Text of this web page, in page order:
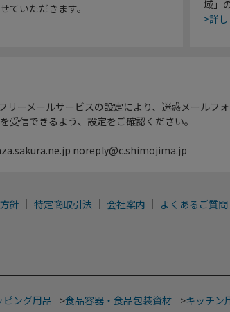
ていただきます。
域」
>詳
リーメールサービスの設定により、迷惑メールフ
受信できるよう、設定をご確認ください。
noreply@c.shimojima.jp
針 特定商取引法 会社案内 よくあるご質問
ピング用品 >食品容器・食品包装資材 >キッチン